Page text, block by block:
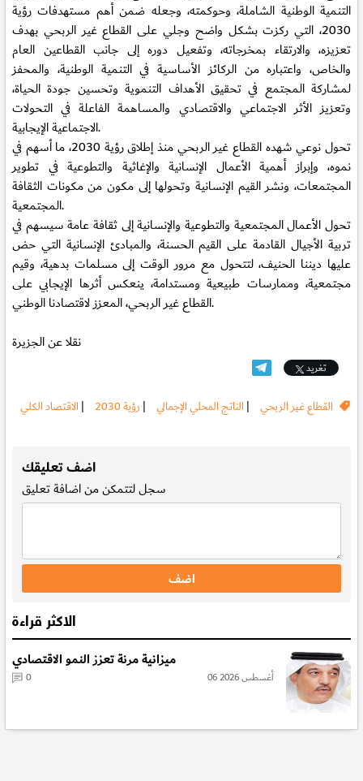
التنمية الوطنية الشاملة، وحوكمته، وجعله ضمن أهم مستهدفات رؤية
2030، التي ركزت بشكل واضح وجلي على القطاع غير الربحي بهدف
تعزيزه، والارتقاء بمخرجاته، وتفعيل دوره إلى جانب القطاعين العام
والخاص، واعتباره من الركائز الأساسية في التنمية الوطنية، والمحفز
لمشاركة المجتمع في تحقيق الأهداف التنموية وتحسين جودة الحياة،
وتعزيز الأثر الاجتماعي والاقتصادي والمساهمة الفاعلة في التحولات
الاجتماعية الإيجابية.
تحول نوعي شهده القطاع غير الربحي منذ إطلاق رؤية 2030، ما أسهم في
نموه، وإبراز أهمية الأعمال الإنسانية والإغاثية والتطوعية في تطوير
المجتمعات، ونشر القيم الإنسانية وتحولها إلى مكون من مكونات الثقافة
المجتمعية.
تحول الأعمال المجتمعية والتطوعية والإنسانية إلى ثقافة عامة سيسهم في
تربية الأجيال القادمة على القيم الحسنة، والمبادئ الإنسانية التي حض
عليها ديننا الحنيف، لتتحول مع مرور الوقت إلى مسلمات بدهية، وقيم
مجتمعية، وممارسات طبيعية ومستدامة، ينعكس أثرها الإيجابي على
القطاع غير الربحي، المعزز لاقتصادنا الوطني.
نقلا عن الجزيرة
تغريد
القطاع غير الربحي | الناتج المحلي الإجمالي | رؤية 2030 | الاقتصاد الكلي
اضف تعليقك
سجللتتمكن من اضافة تعليق
الاكثر قراءة
ميزانية مرنة تعزز النمو الاقتصادي
06 أغسطس 2026 0